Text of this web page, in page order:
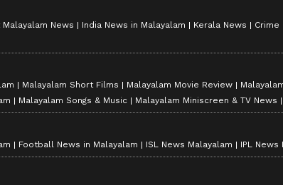
News India News in Malayalam Kerala News Crime
Malayalam Short Films Malayalam Movie Review
Malayalam Songs & Music Malayalam Miniscreen & TV News
Football News in Malayalam ISL News Malayalam IPL News